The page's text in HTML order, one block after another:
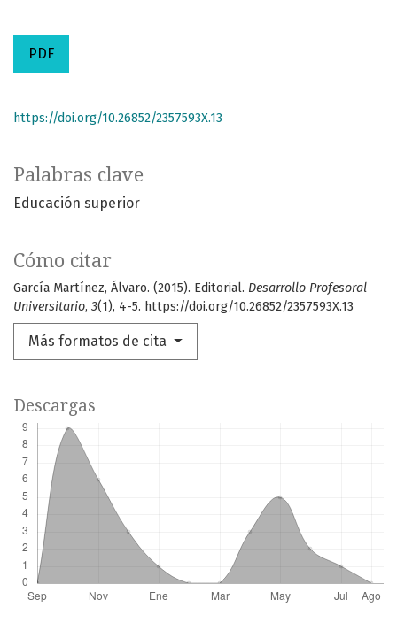
PDF
Palabras clave
Educación superior
Cómo citar
García Martínez, Álvaro. (2015). Editorial. Desarrollo Profesoral
Universitario, 3(1), 4-5. https://doi.org/10.26852/2357593X.13
Más formatos de cita
https://doi.org/10.26852/2357593X.13
Descargas